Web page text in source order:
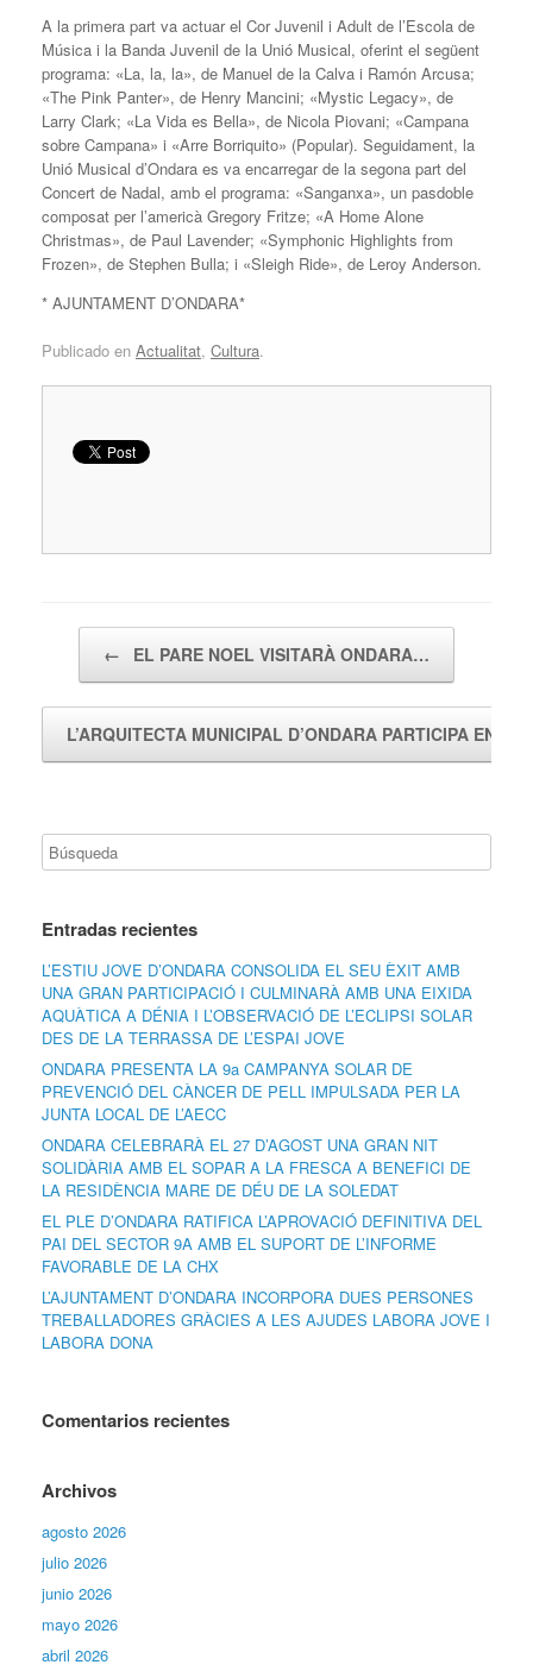
A la primera part va actuar el Cor Juvenil i Adult de l’Escola de
Música i la Banda Juvenil de la Unió Musical, oferint el següent
programa: «La, la, la», de Manuel de la Calva i Ramón Arcusa;
«The Pink Panter», de Henry Mancini; «Mystic Legacy», de
Larry Clark; «La Vida es Bella», de Nicola Piovani; «Campana
sobre Campana» i «Arre Borriquito» (Popular). Seguidament, la
Unió Musical d’Ondara es va encarregar de la segona part del
Concert de Nadal, amb el programa: «Sanganxa», un pasdoble
composat per l’americà Gregory Fritze; «A Home Alone
Christmas», de Paul Lavender; «Symphonic Highlights from
Frozen», de Stephen Bulla; i «Sleigh Ride», de Leroy Anderson.
* AJUNTAMENT D’ONDARA*
Publicado en Actualitat, Cultura.
← EL PARE NOEL VISITARÀ ONDARA…
L’ARQUITECTA MUNICIPAL D’ONDARA PARTICIPA EN…
Entradas recientes
L’ESTIU JOVE D’ONDARA CONSOLIDA EL SEU ÈXIT AMB
UNA GRAN PARTICIPACIÓ I CULMINARÀ AMB UNA EIXIDA
AQUÀTICA A DÉNIA I L’OBSERVACIÓ DE L’ECLIPSI SOLAR
DES DE LA TERRASSA DE L’ESPAI JOVE
ONDARA PRESENTA LA 9a CAMPANYA SOLAR DE
PREVENCIÓ DEL CÀNCER DE PELL IMPULSADA PER LA
JUNTA LOCAL DE L’AECC
ONDARA CELEBRARÀ EL 27 D’AGOST UNA GRAN NIT
SOLIDÀRIA AMB EL SOPAR A LA FRESCA A BENEFICI DE
LA RESIDÈNCIA MARE DE DÉU DE LA SOLEDAT
EL PLE D’ONDARA RATIFICA L’APROVACIÓ DEFINITIVA DEL
PAI DEL SECTOR 9A AMB EL SUPORT DE L’INFORME
FAVORABLE DE LA CHX
L’AJUNTAMENT D’ONDARA INCORPORA DUES PERSONES
TREBALLADORES GRÀCIES A LES AJUDES LABORA JOVE I
LABORA DONA
Comentarios recientes
Archivos
agosto 2026
julio 2026
junio 2026
mayo 2026
abril 2026